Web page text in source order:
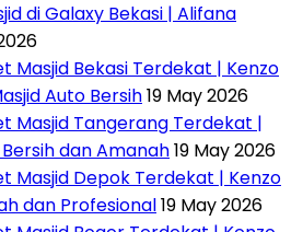
di Galaxy Bekasi | Alifana
Masjid Bekasi Terdekat | Kenzo
Auto Bersih19 May 2026
Masjid Tangerang Terdekat |
dan Amanah19 May 2026
Masjid Depok Terdekat | Kenzo
dan Profesional19 May 2026